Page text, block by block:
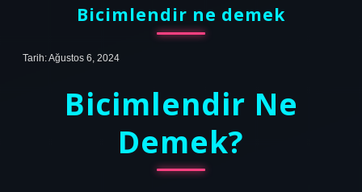
Bicimlendir ne demek
Tarih: Ağustos 6, 2024
Bicimlendir Ne
Demek?